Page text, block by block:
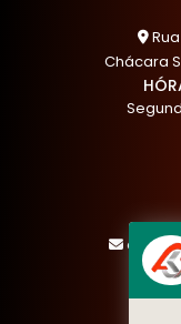
Rua
Chácara